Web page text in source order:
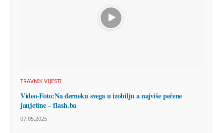
TRAVNIK VIJESTI
Video-Foto:Na derneku svega u izobilju a najviše pečene
janjetine – flash.ba
07.05.2025